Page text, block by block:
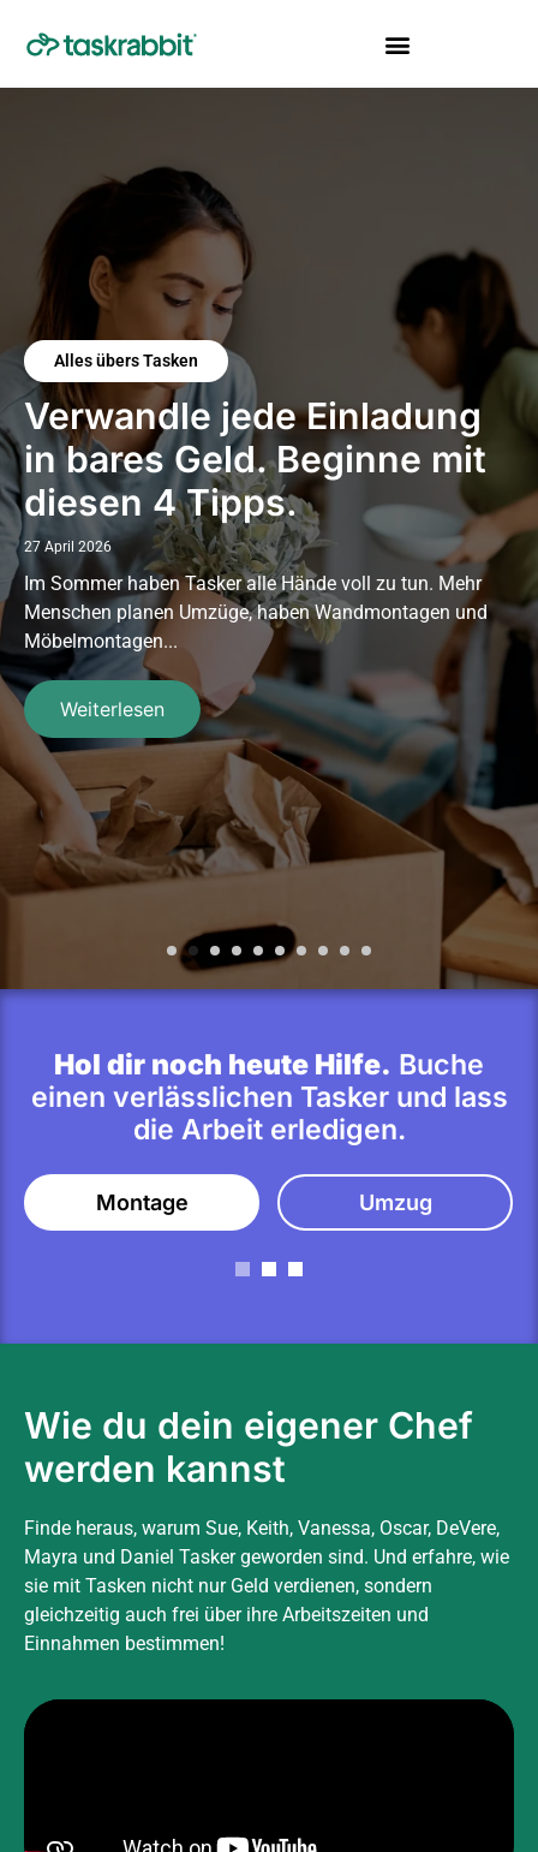
Alles übers Tasken
Verwandle jede Einladung
in bares Geld. Beginne mit
diesen 4 Tipps.
27 April 2026
Im Sommer haben Tasker alle Hände voll zu tun. Mehr
Menschen planen Umzüge, haben Wandmontagen und
Möbelmontagen...
Weiterlesen
Hol dir noch heute Hilfe. Buche
einen verlässlichen Tasker und lass
die Arbeit erledigen.
Montage Umzug
Wie du dein eigener Chef
werden kannst
Finde heraus, warum Sue, Keith, Vanessa, Oscar, DeVere,
Mayra und Daniel Tasker geworden sind. Und erfahre, wie
sie mit Tasken nicht nur Geld verdienen, sondern
gleichzeitig auch frei über ihre Arbeitszeiten und
Einnahmen bestimmen!